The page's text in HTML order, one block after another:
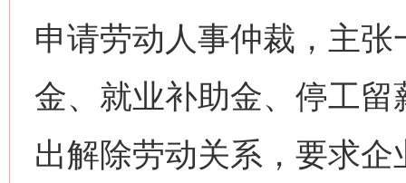
申请劳动人事仲裁，主
金、就业补助金、停工
出解除劳动关系，要求